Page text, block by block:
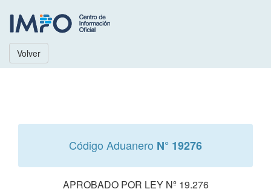
Volver
Código Aduanero N° 19276
APROBADO POR LEY Nº 19.276